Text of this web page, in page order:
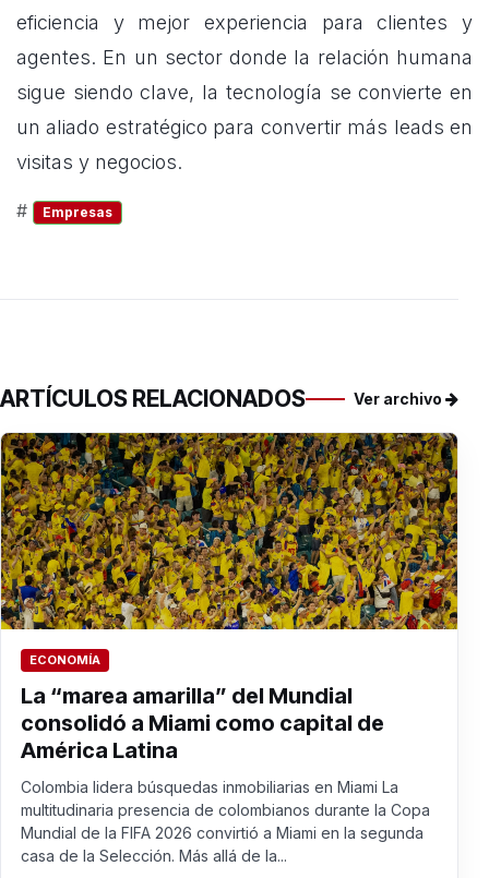
eficiencia y mejor experiencia para clientes y
agentes. En un sector donde la relación humana
sigue siendo clave, la tecnología se convierte en
un aliado estratégico para convertir más leads en
visitas y negocios.
# Empresas
ARTÍCULOS RELACIONADOS Ver archivo
ECONOMÍA
La “marea amarilla” del Mundial
consolidó a Miami como capital de
América Latina
Colombia lidera búsquedas inmobiliarias en Miami La
multitudinaria presencia de colombianos durante la Copa
Mundial de la FIFA 2026 convirtió a Miami en la segunda
casa de la Selección. Más allá de la...